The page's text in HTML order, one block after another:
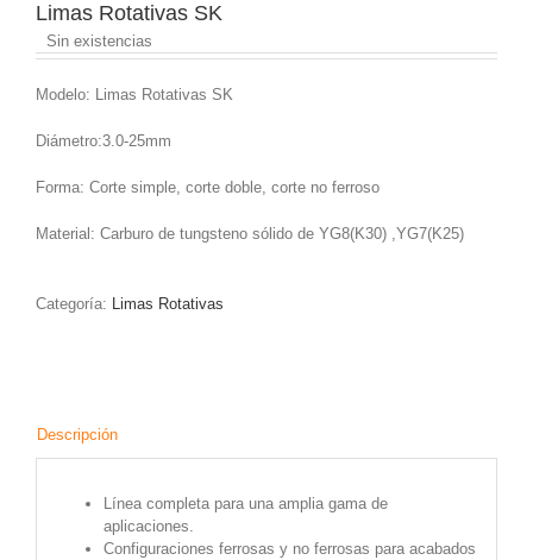
Limas Rotativas SK
Sin existencias
Modelo: Limas Rotativas SK
Diámetro:3.0-25mm
Forma: Corte simple, corte doble, corte no ferroso
Material: Carburo de tungsteno sólido de YG8(K30) ,YG7(K25)
Categoría: Limas Rotativas
Descripción
Línea completa para una amplia gama de
aplicaciones.
Configuraciones ferrosas y no ferrosas para acabados